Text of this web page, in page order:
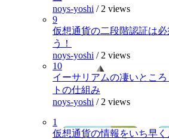
noys-yoshi / 2 views
9
仮想通貨の二段階認証は
う！
noys-yoshi / 2 views
10
イーサリアムの凄いとこ
トの仕組み
noys-yoshi / 2 views
1
仮想通貨の情報をいち早